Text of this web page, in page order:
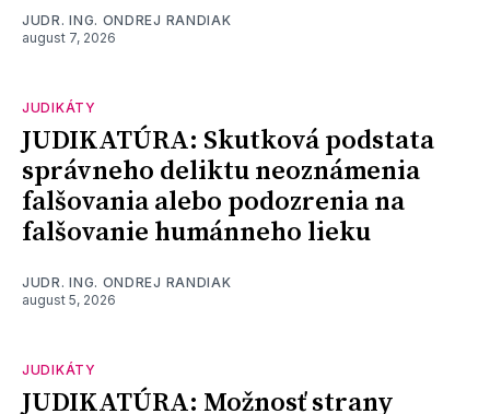
JUDR. ING. ONDREJ RANDIAK
august 7, 2026
JUDIKÁTY
JUDIKATÚRA: Skutková podstata
správneho deliktu neoznámenia
falšovania alebo podozrenia na
falšovanie humánneho lieku
JUDR. ING. ONDREJ RANDIAK
august 5, 2026
JUDIKÁTY
JUDIKATÚRA: Možnosť strany